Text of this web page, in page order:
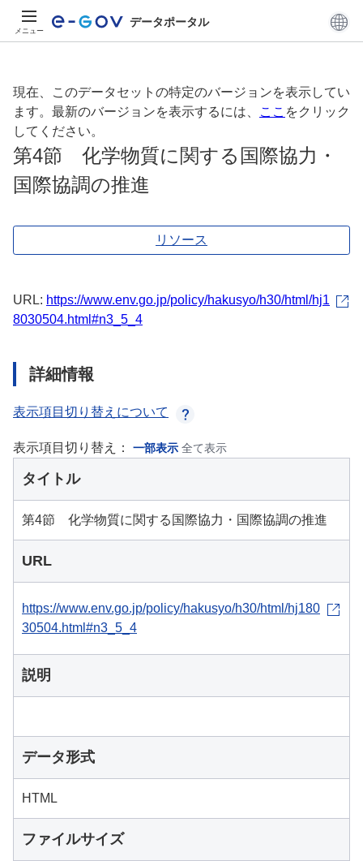
メニュー
データポータル
現在、このデータセットの特定のバージョンを表示してい
ます。最新のバージョンを表示するには、
ここ をクリック
してください。
第4節 化学物質に関する国際協力・
国際協調の推進
リソース
URL: https://www.env.go.jp/policy/hakusyo/h30/html/hj1
8030504.html#n3_5_4
詳細情報
表示項目切り替えについて
表示項目切り替え： 一部表示 全て表示
タイトル
第4節 化学物質に関する国際協力・国際協調の推進
URL
https://www.env.go.jp/policy/hakusyo/h30/html/hj180
30504.html#n3_5_4
説明
データ形式
HTML
ファイルサイズ